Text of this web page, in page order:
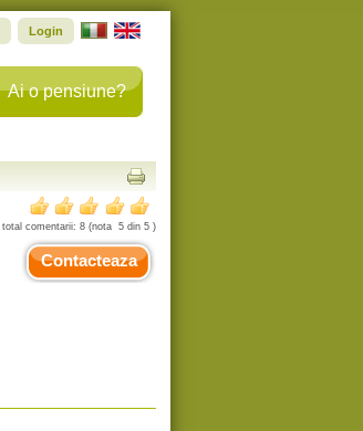
Ai o pensiune?
Login
total comentarii: 8 (nota 5 din 5 )
Contacteaza